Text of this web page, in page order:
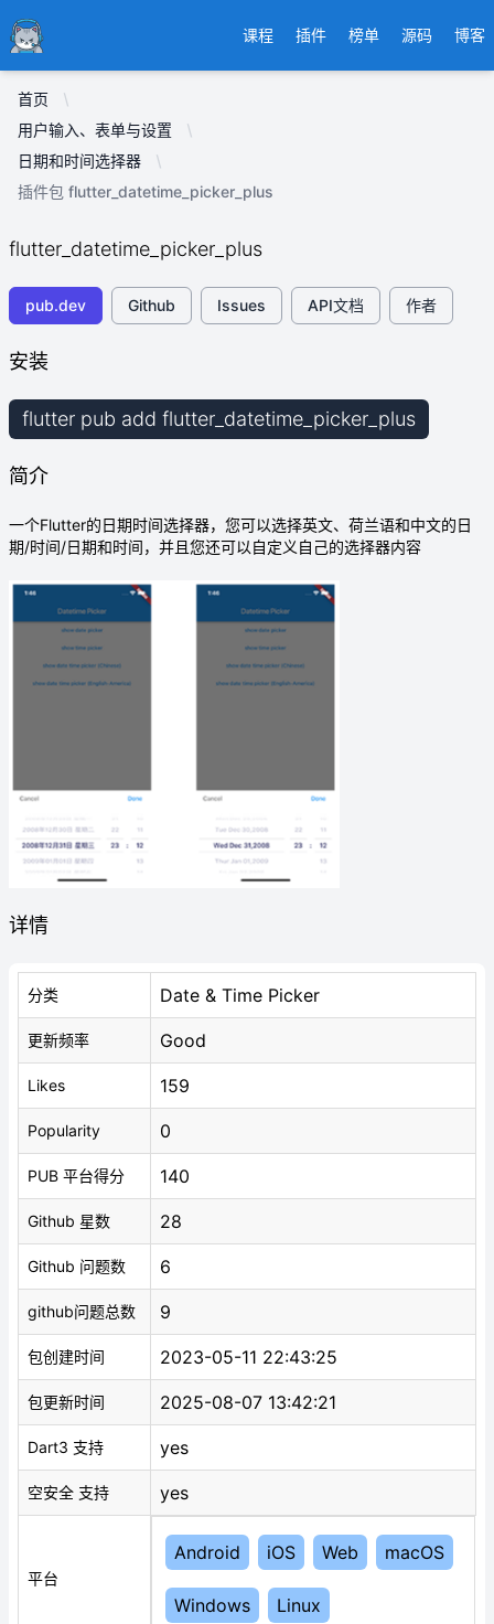
Ducafecat 课程 插件 榜单 源码 博客
首页
用户输入、表单与设置
日期和时间选择器
插件包 flutter_datetime_picker_plus
flutter_datetime_picker_plus
pub.dev Github Issues API文档 作者
安装
flutter pub add flutter_datetime_picker_plus
简介
一个Flutter的日期时间选择器，您可以选择英文、荷兰语和中文的日
期/时间/日期和时间，并且您还可以自定义自己的选择器内容
详情
分类 Date & Time Picker
更新频率 Good
Likes 159
Popularity 0
PUB 平台得分 140
Github 星数 28
Github 问题数 6
github问题总数 9
包创建时间 2023-05-11 22:43:25
包更新时间 2025-08-07 13:42:21
Dart3 支持 yes
空安全 支持 yes
平台
Android iOS Web macOS
Windows Linux